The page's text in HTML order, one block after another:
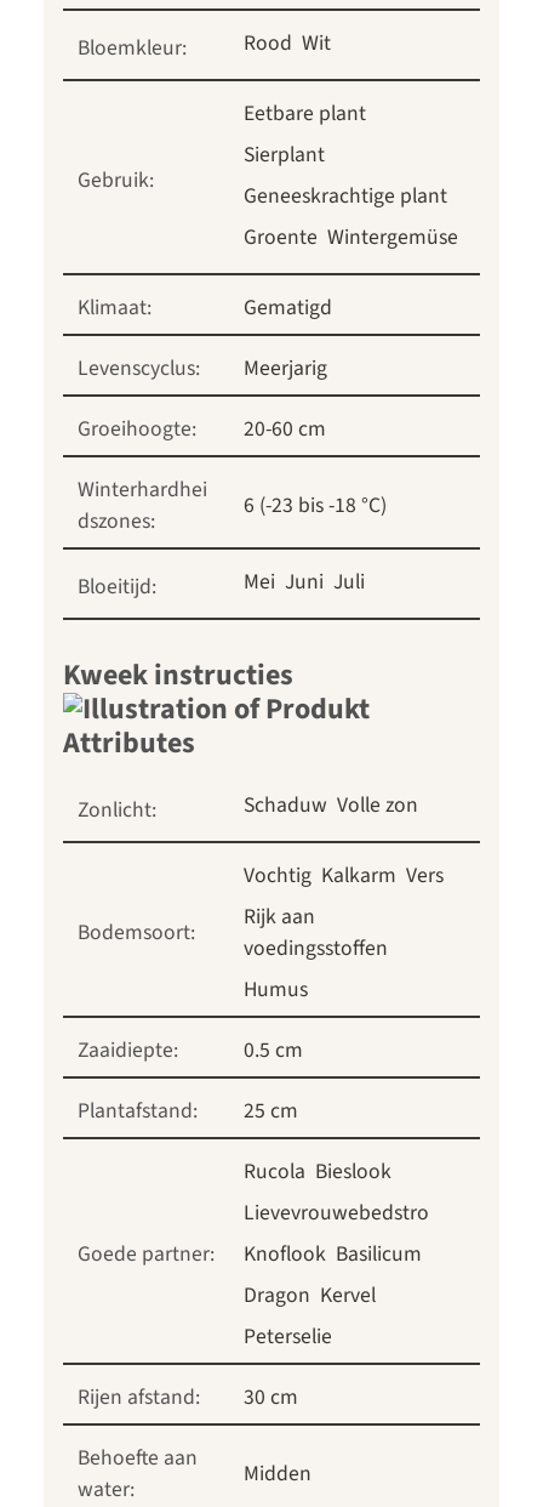
Bloemkleur: Rood Wit
Gebruik:
Eetbare plant
Sierplant
Geneeskrachtige plant
Groente Wintergemüse
Klimaat:
Gematigd
Levenscyclus:
Meerjarig
Groeihoogte:
20-60 cm
Winterhardhei
dszones:
6 (-23 bis -18 °C)
Bloeitijd: Mei Juni Juli
Kweek instructies
Zonlicht: Schaduw Volle zon
Bodemsoort:
Vochtig Kalkarm Vers
Rijk aan
voedingsstoffen
Humus
Zaaidiepte:
0.5 cm
Plantafstand:
25 cm
Goede partner:
Rucola Bieslook
Lievevrouwebedstro
Knoflook Basilicum
Dragon Kervel
Peterselie
Rijen afstand:
30 cm
Behoefte aan
water:
Midden